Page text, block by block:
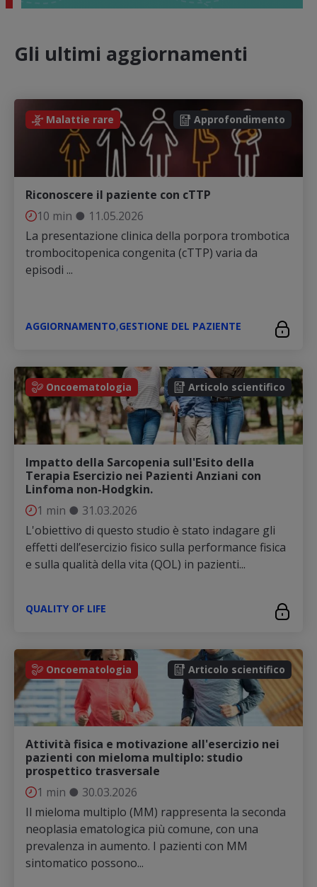
Gli ultimi aggiornamenti
Malattie rare Approfondimento
Riconoscere il paziente con cTTP
10 min ● 11.05.2026
La presentazione clinica della porpora trombotica
trombocitopenica congenita (cTTP) varia da
episodi ...
AGGIORNAMENTO,GESTIONE DEL PAZIENTE
Oncoematologia Articolo scientifico
Impatto della Sarcopenia sull'Esito della
Terapia Esercizio nei Pazienti Anziani con
Linfoma non-Hodgkin.
1 min ● 31.03.2026
L'obiettivo di questo studio è stato indagare gli
effetti dell’esercizio fisico sulla performance fisica
e sulla qualità della vita (QOL) in pazienti...
QUALITY OF LIFE
Oncoematologia Articolo scientifico
Attività fisica e motivazione all'esercizio nei
pazienti con mieloma multiplo: studio
prospettico trasversale
1 min ● 30.03.2026
Il mieloma multiplo (MM) rappresenta la seconda
neoplasia ematologica più comune, con una
prevalenza in aumento. I pazienti con MM
sintomatico possono...